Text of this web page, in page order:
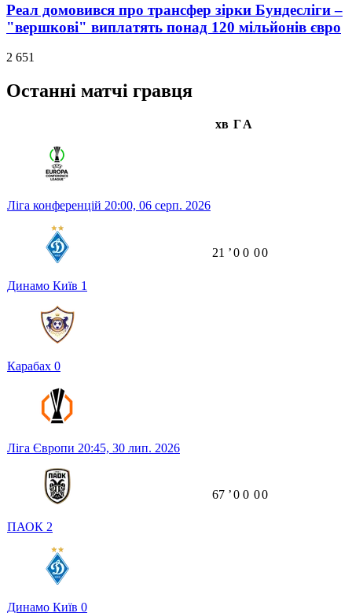
Реал домовився про трансфер зірки Бундесліги –
"вершкові" виплатять понад 120 мільйонів євро
2 651
Останні матчі гравця
хв ГА
Ліга конференцій 20:00, 06 серп. 2026
Динамо Київ 1
Карабах 0
21 ʼ0 0 00
Ліга Європи 20:45, 30 лип. 2026
ПАОК 2
Динамо Київ 0
67 ʼ0 0 00